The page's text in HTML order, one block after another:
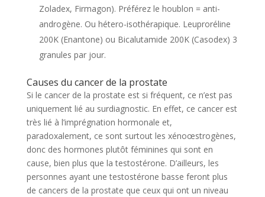
Zoladex, Firmagon). Préférez le houblon = anti-
androgène. Ou hétero-isothérapique. Leuproréline
200K (Enantone) ou Bicalutamide 200K (Casodex) 3
granules par jour.
Causes du cancer de la prostate
Si le cancer de la prostate est si fréquent, ce n’est pas
uniquement lié au surdiagnostic. En effet, ce cancer est
très lié à l’imprégnation hormonale et,
paradoxalement, ce sont surtout les xénoœstrogènes,
donc des hormones plutôt féminines qui sont en
cause, bien plus que la testostérone. D’ailleurs, les
personnes ayant une testostérone basse feront plus
de cancers de la prostate que ceux qui ont un niveau